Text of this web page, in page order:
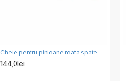
Cheie pentru pinioane roata spate cu mâner UNIOR - 1670.8/2BI
144,0lei